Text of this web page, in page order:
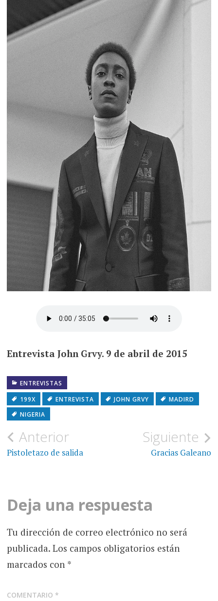
Entrevista John Grvy. 9 de abril de 2015
ENTREVISTAS
199X
ENTREVISTA JOHN GRVY
MADIRD
NIGERIA
Navegación
de
Anterior
Pistoletazo de salida
Siguiente
Gracias Galeano
Deja una respuesta
Tu dirección de correo electrónico no será
publicada. Los campos obligatorios están
marcados con *
COMENTARIO *